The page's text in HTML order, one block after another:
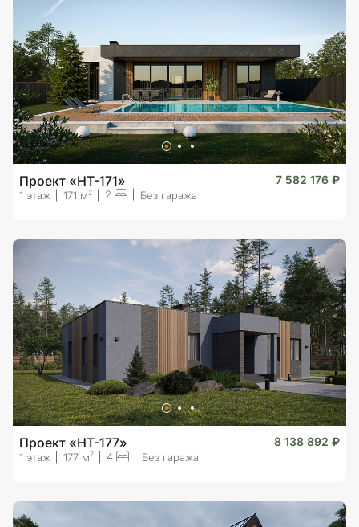
Проект «HT-171» 7 582 176 ₽
1 этаж 171 м 2 2 Без гаража
Проект «HT-177» 8 138 892 ₽
1 этаж 177 м2 4 Без гаража